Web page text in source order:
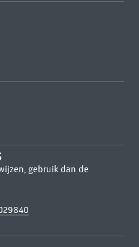
gebruik dan de